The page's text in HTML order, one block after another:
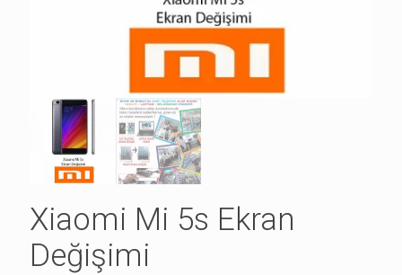
Xiaomi Mi 5s Ekran
Değişimi